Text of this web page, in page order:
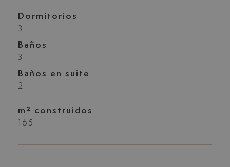
Dormitorios
3
Baños
3
Baños en suite
2
m² construidos
165